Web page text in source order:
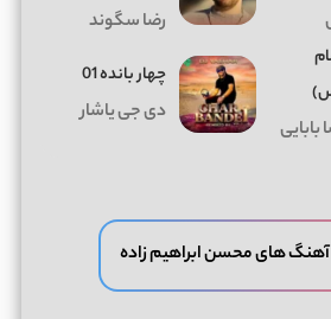
رضا سگوند
بابایی
چهار بانده 01
دی جی یاشار
های محسن ابراهیم زاده